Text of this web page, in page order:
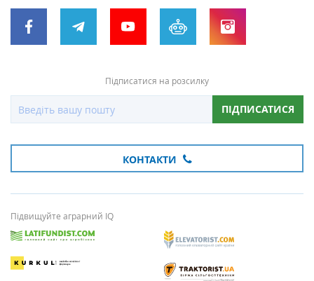
Підписатися на розсилку
ПІДПИСАТИСЯ
КОНТАКТИ
Підвищуйте аграрний IQ